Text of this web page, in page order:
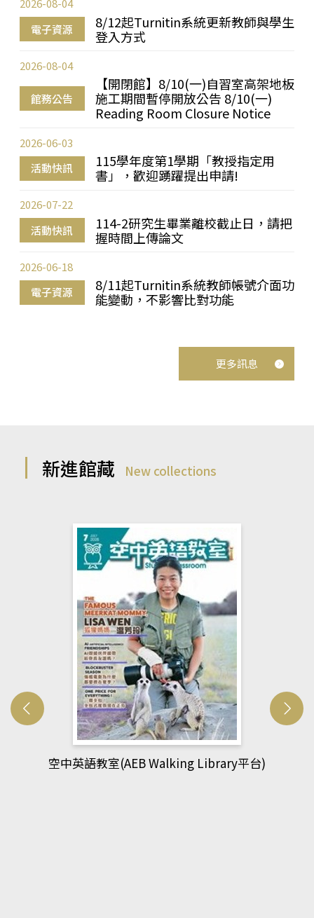
電子資源
8/12起Turnitin系統更新教師與學生
登入方式
2026-08-04
館務公告
【開閉館】8/10(一)自習室高架地板
施工期間暫停開放公告 8/10(一)
Reading Room Closure Notice
2026-08-04
活動快訊
115學年度第1學期「教授指定用
書」，歡迎踴躍提出申請!
2026-06-03
活動快訊
114-2研究生畢業離校截止日，請把
握時間上傳論文
2026-07-22
電子資源
8/11起Turnitin系統教師帳號介面功
能變動，不影響比對功能
2026-06-18
更多訊息
新進館藏 New collections
網管人(kono平台)